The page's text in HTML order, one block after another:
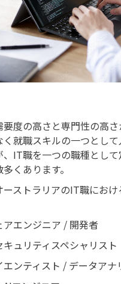
要度の高さと専門性の高
く就職スキルの一つとし
、IT職を一つの職種とし
くあります。
ーストラリアのIT職にお
アエンジニア / 開発者
ュリティスペシャリスト
エンティスト / データアナ